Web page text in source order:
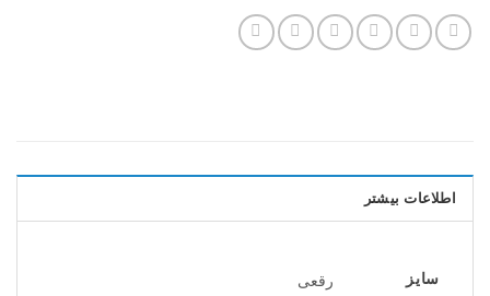
اطلاعات بیشتر
سایز رقعی